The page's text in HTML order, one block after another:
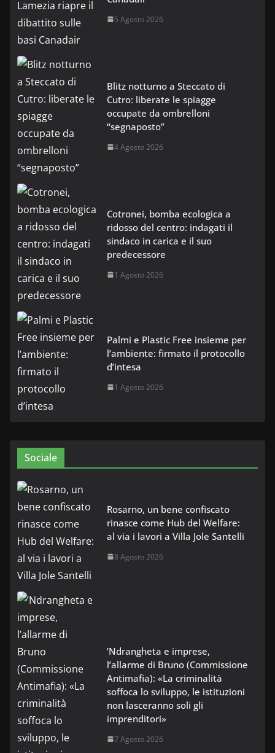
5 Agosto 2026
Blitz notturno a Steccato di
Cutro: liberate le spiagge
occupate da ombrelloni
“segnaposto”
4 Agosto 2026
Cotronei, bomba ecologica a
ridosso del centro: indagati il
sindaco in carica e il suo
predecessore
1 Agosto 2026
Palmi e Plastic Free insieme per
l’ambiente: firmato il protocollo
d’intesa
1 Agosto 2026
Sociale
Rosarno, un bene confiscato
rinasce come Hub del Welfare:
al via i lavori a Villa Jole Santelli
8 Agosto 2026
’Ndrangheta e imprese,
l’allarme di Bruno (Commissione
Antimafia): «La criminalità
soffoca lo sviluppo, le istituzioni
non lasceranno soli gli
imprenditori»
7 Agosto 2026